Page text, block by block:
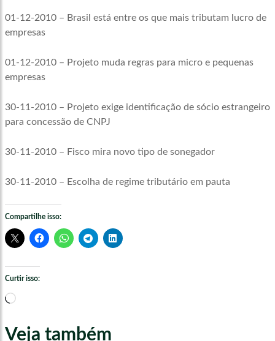
01-12-2010 – Brasil está entre os que mais tributam lucro de
empresas
01-12-2010 – Projeto muda regras para micro e pequenas
empresas
30-11-2010 – Projeto exige identificação de sócio estrangeiro
para concessão de CNPJ
30-11-2010 – Fisco mira novo tipo de sonegador
30-11-2010 – Escolha de regime tributário em pauta
Compartilhe isso:
Curtir isso:
Carregando...
Veja também